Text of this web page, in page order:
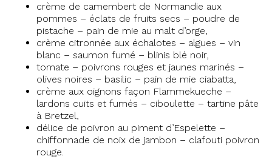
crème de camembert de Normandie aux
pommes – éclats de fruits secs – poudre de
pistache – pain de mie au malt d’orge,
crème citronnée aux échalotes – algues – vin
blanc – saumon fumé – blinis blé noir,
tomate – poivrons rouges et jaunes marinés –
olives noires – basilic – pain de mie ciabatta,
crème aux oignons façon Flammekueche –
lardons cuits et fumés – ciboulette – tartine pâte
à Bretzel,
délice de poivron au piment d’Espelette –
chiffonnade de noix de jambon – clafouti poivron
rouge.